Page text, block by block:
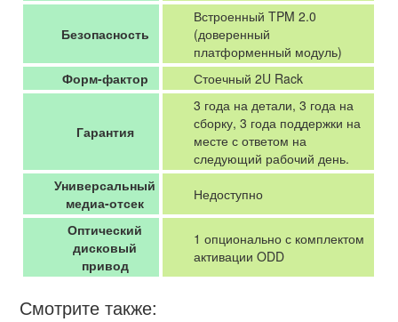
Безопасность
Встроенный TPM 2.0
(доверенный
платформенный модуль)
Форм-фактор
Стоечный 2U Rack
Гарантия
3 года на детали, 3 года на
сборку, 3 года поддержки на
месте с ответом на
следующий рабочий день.
Универсальный
медиа-отсек
Недоступно
Оптический
дисковый
привод
1 опционально с комплектом
активации ODD
Смотрите также: